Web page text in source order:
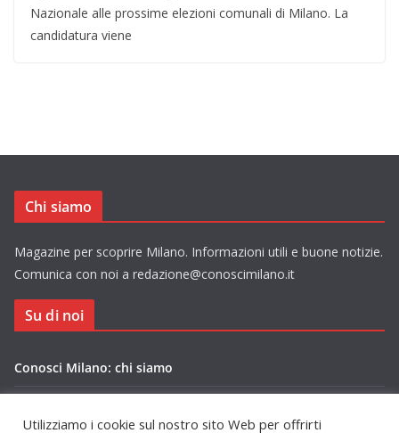
Nazionale alle prossime elezioni comunali di Milano. La
candidatura viene
Chi siamo
Magazine per scoprire Milano. Informazioni utili e buone notizie.
Comunica con noi a redazione@conoscimilano.it
Su di noi
Conosci Milano: chi siamo
Utilizziamo i cookie sul nostro sito Web per offrirti